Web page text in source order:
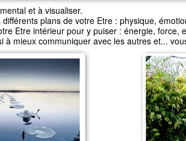
et à visualiser.
plans de votre Etre : physique,
Etre intérieur pour y puiser : énergie, force,
à mieux communiquer avec les autres et...